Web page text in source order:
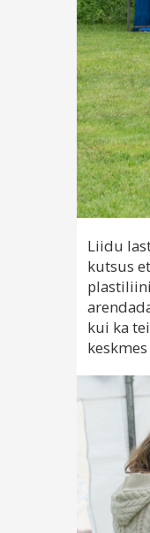
Liidu
kutsus
kui ka